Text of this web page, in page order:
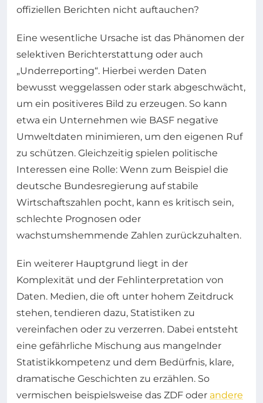
offiziellen Berichten nicht auftauchen?
Eine wesentliche Ursache ist das Phänomen der
selektiven Berichterstattung oder auch
„Underreporting“. Hierbei werden Daten
bewusst weggelassen oder stark abgeschwächt,
um ein positiveres Bild zu erzeugen. So kann
etwa ein Unternehmen wie BASF negative
Umweltdaten minimieren, um den eigenen Ruf
zu schützen. Gleichzeitig spielen politische
Interessen eine Rolle: Wenn zum Beispiel die
deutsche Bundesregierung auf stabile
Wirtschaftszahlen pocht, kann es kritisch sein,
schlechte Prognosen oder
wachstumshemmende Zahlen zurückzuhalten.
Ein weiterer Hauptgrund liegt in der
Komplexität und der Fehlinterpretation von
Daten. Medien, die oft unter hohem Zeitdruck
stehen, tendieren dazu, Statistiken zu
vereinfachen oder zu verzerren. Dabei entsteht
eine gefährliche Mischung aus mangelnder
Statistikkompetenz und dem Bedürfnis, klare,
dramatische Geschichten zu erzählen. So
vermischen beispielsweise das ZDF oder andere